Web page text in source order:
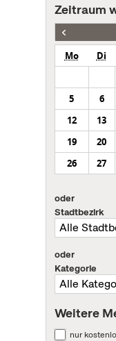
Zeitraum
Mo Di
5
6
12
13
19
20
26
27
oder
Stadtbezirk
oder
Kategorie
Weitere
nur